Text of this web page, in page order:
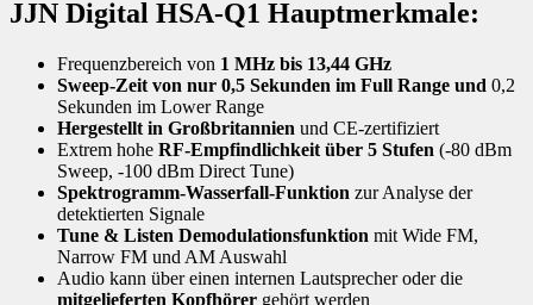
JJN Digital HSA-Q1 Hauptmerkmale:
Frequenzbereich von 1 MHz bis 13,44 GHz
Sweep-Zeit von nur 0,5 Sekunden im Full Range und 0,2
Sekunden im Lower Range
Hergestellt in Großbritannien und CE-zertifiziert
Extrem hohe RF-Empfindlichkeit über 5 Stufen (-80 dBm
Sweep, -100 dBm Direct Tune)
Spektrogramm-Wasserfall-Funktion zur Analyse der
detektierten Signale
Tune & Listen Demodulationsfunktion mit Wide FM,
Narrow FM und AM Auswahl
Audio kann über einen internen Lautsprecher oder die
mitgelieferten Kopfhörer gehört werden